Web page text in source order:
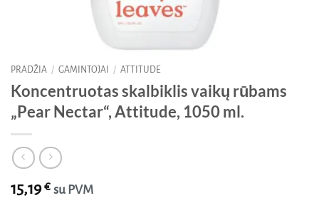
PRADŽIA / GAMINTOJAI / ATTITUDE
Koncentruotas skalbiklis vaikų rūbams
„Pear Nectar“, Attitude, 1050 ml.
15,19€ su PVM